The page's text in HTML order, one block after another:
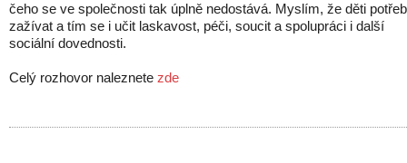
čeho se ve společnosti tak úplně nedostává. Myslím, že děti
zažívat a tím se i učit laskavost, péči, soucit a spolupráci i další
sociální dovednosti.
Celý rozhovor naleznete zde